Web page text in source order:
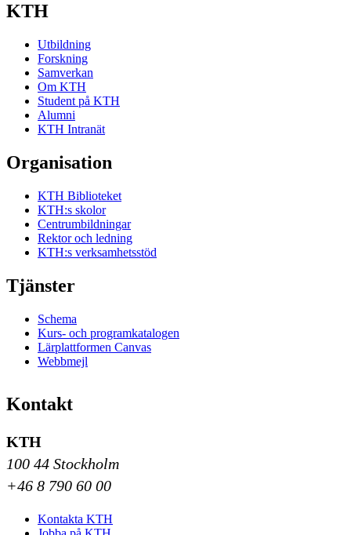
KTH
Utbildning
Forskning
Samverkan
Om KTH
Student på KTH
Alumni
KTH Intranät
Organisation
KTH Biblioteket
KTH:s skolor
Centrumbildningar
Rektor och ledning
KTH:s verksamhetsstöd
Tjänster
Schema
Kurs- och programkatalogen
Lärplattformen Canvas
Webbmejl
Kontakt
KTH
100 44 Stockholm
+46 8 790 60 00
Kontakta KTH